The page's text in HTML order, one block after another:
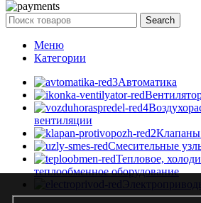
Search
Меню
Категории
Автоматика
вентиляции
Клапаны
Смесительные
Тепловое,
теплообменное оборудование
Электроприводы